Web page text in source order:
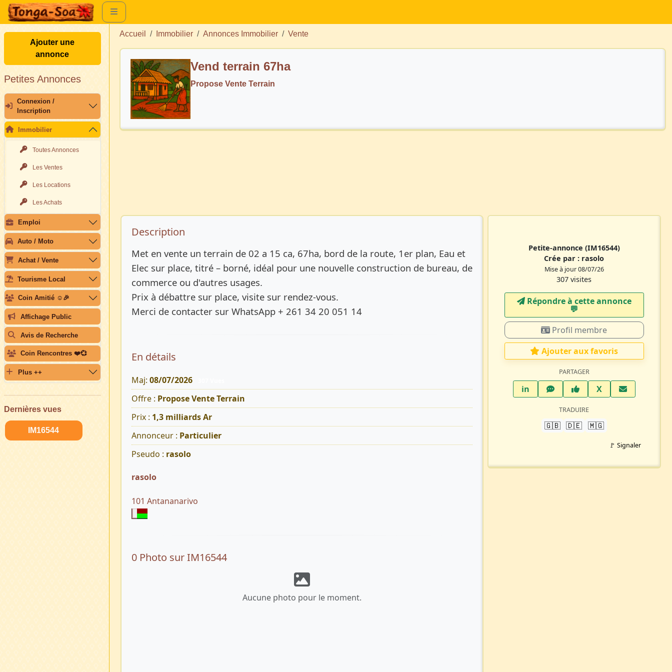
Ajouter une
annonce
Petites Annonces
Connexion /
Inscription
Immobilier
Toutes Annonces
Les Ventes
Les Locations
Les Achats
Emploi
Auto / Moto
Achat / Vente
Tourisme Local
Coin Amitié ☺️🎉
Affichage Public
Avis de Recherche
Coin Rencontres ❤️💞
Plus ++
Dernières vues
IM16544
Accueil Immobilier Annonces Immobilier Vente
Vend terrain 67ha
Propose Vente Terrain
Description de l’annonce
Description
Met en vente un terrain de 02 a 15 ca, 67ha, bord de la route, 1er plan, Eau et
Elec sur place, titré – borné, idéal pour une nouvelle construction de bureau, de
commerce ou d'autres usages.
Prix à débattre sur place, visite sur rendez-vous.
Merci de contacter sur WhatsApp + 261 34 20 051 14
En détails
Maj: 08/07/2026
Offre : Propose Vente Terrain
Prix : 1,3 milliards Ar
Annonceur : Particulier
Pseudo : rasolo
rasolo
101 Antananarivo
0 Photo sur IM16544
Aucune photo pour le moment.
Petite-annonce (IM16544)
Crée par : rasolo
Mise à jour 08/07/26
307 visites
Répondre à cette annonce
💬​
Profil membre
Ajouter aux favoris
PARTAGER
inLinkedInWhatsAppFacebook
XTwitter X
TRADUIRE
🇬🇧 🇩🇪 🇲🇬
🚩 Signaler